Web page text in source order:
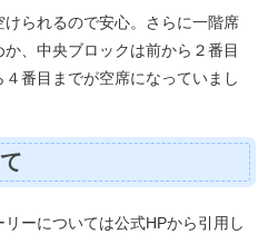
られるので安心。さらに一階席
、中央ブロックは前から２番目
番目までが空席になっていまし
ーについては公式HPから引用し